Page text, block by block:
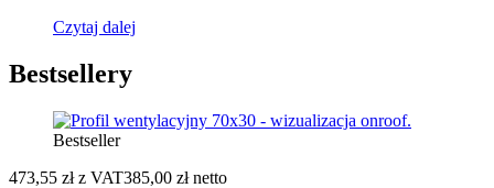
Czytaj dalej
Bestsellery
Bestseller
473,55 zł z VAT385,00 zł netto